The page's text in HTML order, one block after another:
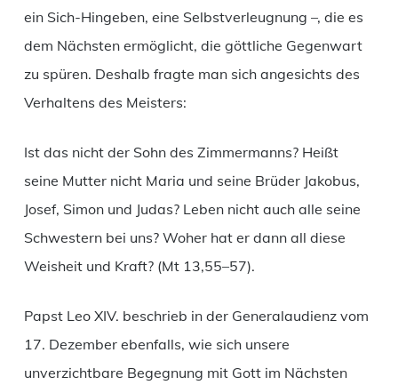
ein Sich-Hingeben, eine Selbstverleugnung –, die es
dem Nächsten ermöglicht, die göttliche Gegenwart
zu spüren. Deshalb fragte man sich angesichts des
Verhaltens des Meisters:
Ist das nicht der Sohn des Zimmermanns? Heißt
seine Mutter nicht Maria und seine Brüder Jakobus,
Josef, Simon und Judas? Leben nicht auch alle seine
Schwestern bei uns? Woher hat er dann all diese
Weisheit und Kraft? (Mt 13,55–57).
Papst Leo XIV. beschrieb in der Generalaudienz vom
17. Dezember ebenfalls, wie sich unsere
unverzichtbare Begegnung mit Gott im Nächsten